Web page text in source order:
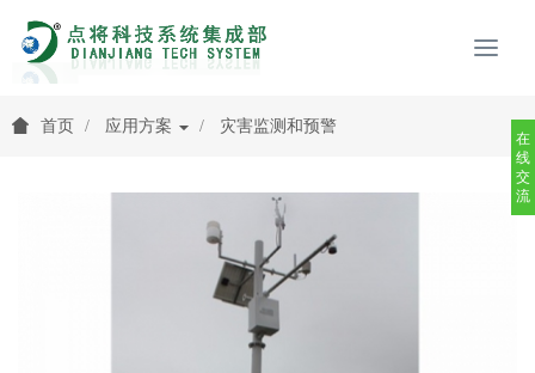
首页 应用方案 灾害监测和预警
在
线
交
流